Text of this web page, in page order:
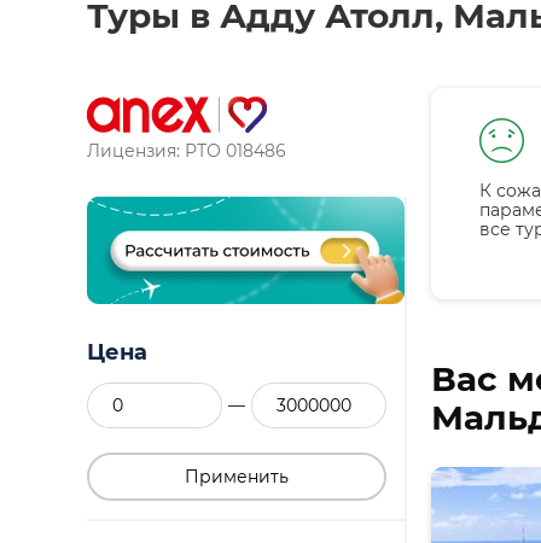
Туры в Адду Атолл,
Лицензия: РТО 018486
Цена
—
Применить
К
все
Вас